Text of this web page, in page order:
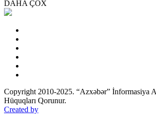
DAHA ÇOX
Copyright 2010-2025. “Azxəbər” İnformasiya
Hüquqları Qorunur.
Created by